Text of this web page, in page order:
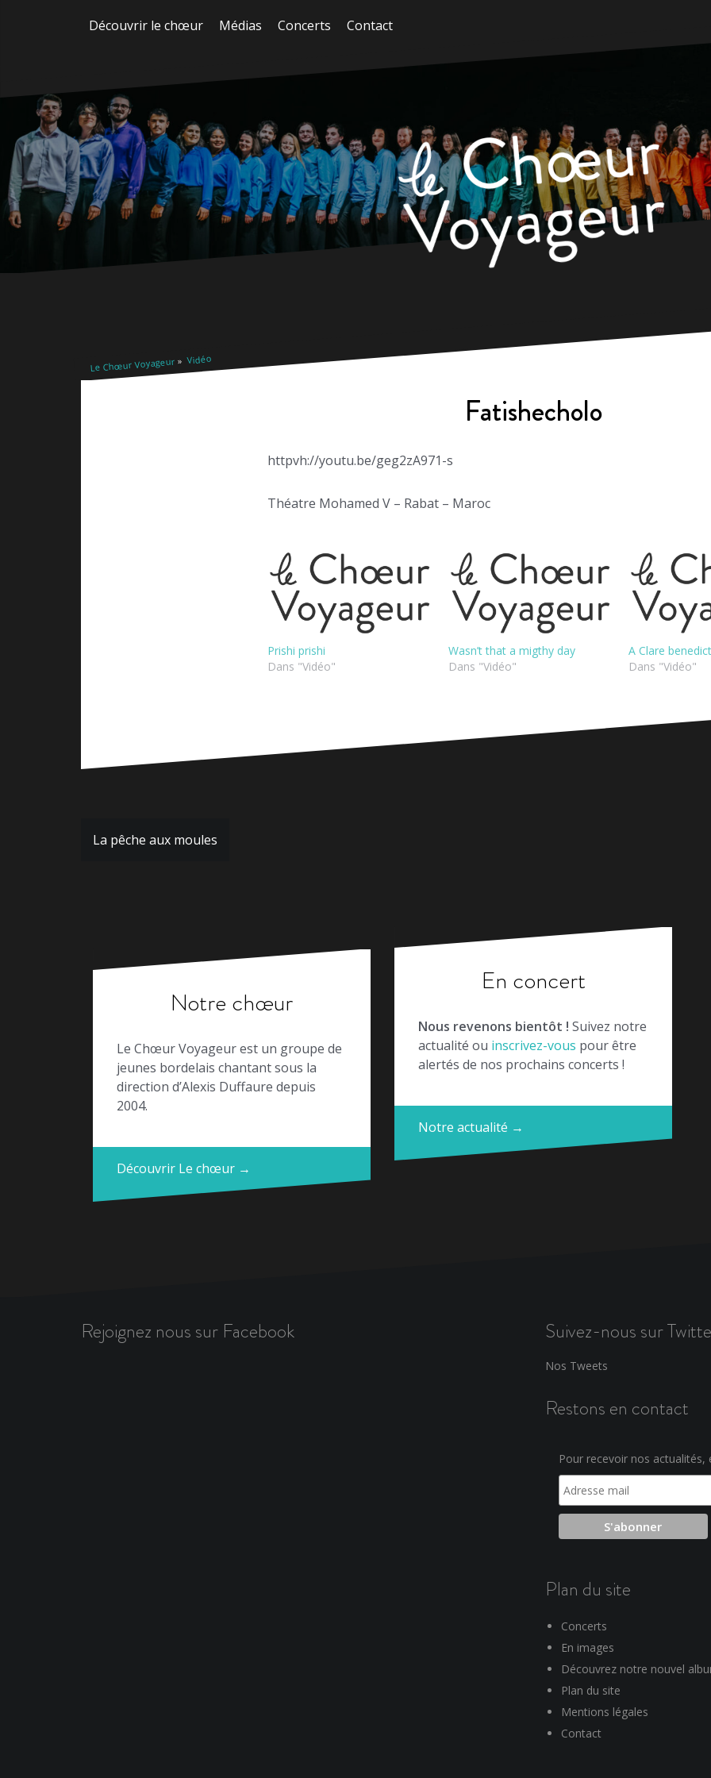
Découvrir le chœur Médias Concerts Contact
Le Chœur Voyageur Vidéo
Fatishecholo
httpvh://youtu.be/geg2zA971-s
Théatre Mohamed V – Rabat – Maroc
Prishi prishi
Dans "Vidéo"
Wasn’t that a migthy day
Dans "Vidéo"
A Clare
Dans "Vidéo"
Navigation
La pêche aux moules
Notre chœur
Le Chœur Voyageur est un groupe de
jeunes bordelais chantant sous la
direction d’Alexis Duffaure depuis
2004.
Découvrir Le chœur →
En concert
Nous revenons bientôt ! Suivez notre
actualité ou inscrivez-vous pour être
alertés de nos prochains concerts !
Notre actualité →
Rejoignez nous sur Facebook Suivez-nous sur
Nos Tweets
Restons en contact
Pour recevoir nos
Plan du site
Concerts
En images
Découvrez notre nouvel
Plan du site
Mentions légales
Contact